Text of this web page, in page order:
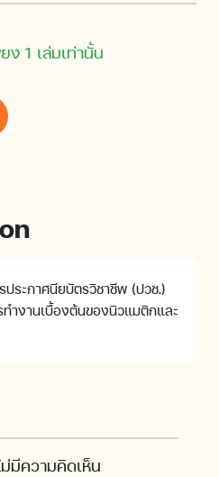
ง 1 เล่มเท่านั้น
ประกาศนียบัตรวิชาชีพ (ปวช.)
ำงานเบื้องต้นของนิวแมติกและ
มีความคิดเห็น